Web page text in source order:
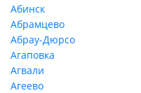
Абинск
Абрамцево
Абрау-Дюрсо
Агаповка
Агвали
Агеево